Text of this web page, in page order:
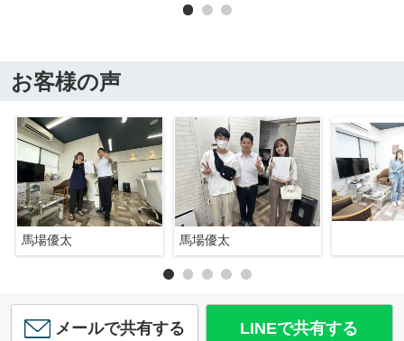
お客様の声
馬場優太 馬場優太
メールで共有する LINEで共有する